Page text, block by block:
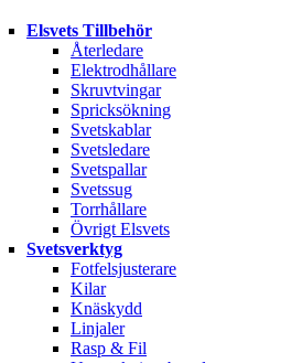
Elsvets Tillbehör
Återledare
Elektrodhållare
Skruvtvingar
Spricksökning
Svetskablar
Svetsledare
Svetspallar
Svetssug
Torrhållare
Övrigt Elsvets
Svetsverktyg
Fotfelsjusterare
Kilar
Knäskydd
Linjaler
Rasp & Fil